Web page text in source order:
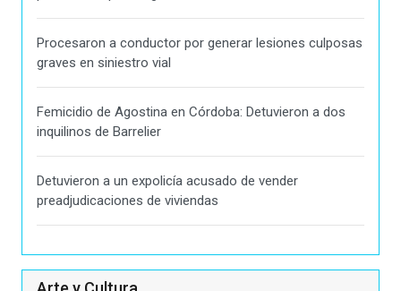
Procesaron a conductor por generar lesiones culposas
graves en siniestro vial
Femicidio de Agostina en Córdoba: Detuvieron a dos
inquilinos de Barrelier
Detuvieron a un expolicía acusado de vender
preadjudicaciones de viviendas